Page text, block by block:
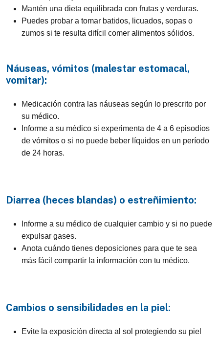
Mantén una dieta equilibrada con frutas y verduras.
Puedes probar a tomar batidos, licuados, sopas o
zumos si te resulta difícil comer alimentos sólidos.
Náuseas, vómitos (malestar estomacal,
vomitar):
Medicación contra las náuseas según lo prescrito por
su médico.
Informe a su médico si experimenta de 4 a 6 episodios
de vómitos o si no puede beber líquidos en un período
de 24 horas.
Diarrea (heces blandas) o estreñimiento:
Informe a su médico de cualquier cambio y si no puede
expulsar gases.
Anota cuándo tienes deposiciones para que te sea
más fácil compartir la información con tu médico.
Cambios o sensibilidades en la piel:
Evite la exposición directa al sol protegiendo su piel